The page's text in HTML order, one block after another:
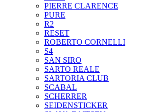
PIERRE CLARENCE
PURE
R2
RESET
ROBERTO CORNELLI
S4
SAN SIRO
SARTO REALE
SARTORIA CLUB
SCABAL
SCHERRER
SEIDENSTICKER